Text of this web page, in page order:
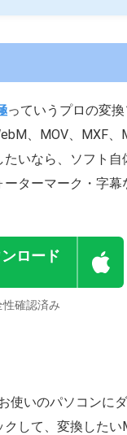
っていうプロの変
、MOV、MXF、
いなら、ソフト
ターマーク・字幕
ロード
性確認済み
使いのパソコンに
して、変換した